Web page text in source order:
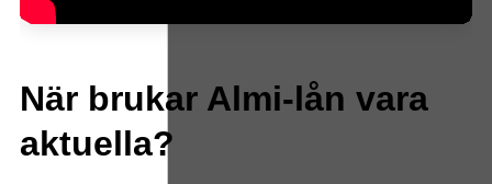
När brukar Almi-lån vara
aktuella?